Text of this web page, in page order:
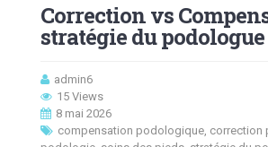
Correction vs
stratégie du podologue
admin6
15 Views
8 mai 2026
compensation podologique, correction